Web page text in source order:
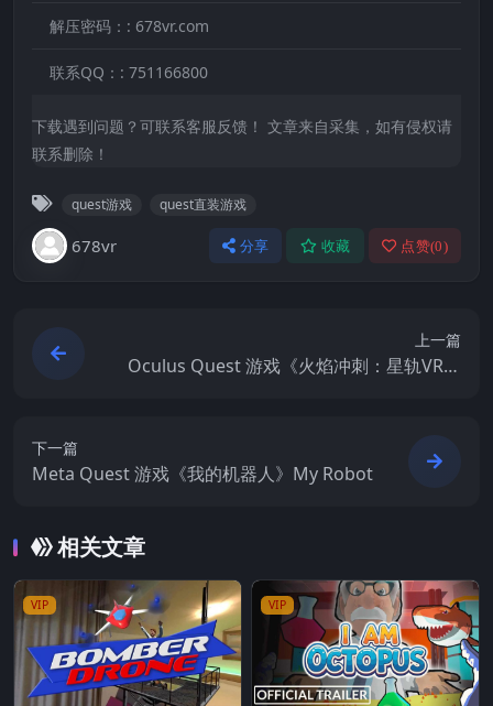
解压密码：: 678vr.com
联系QQ：: 751166800
下载遇到问题？可联系客服反馈！ 文章来自采集，如有侵权请
联系删除！
quest游戏 quest直装游戏
678vr 分享 收藏 点赞(0)
上一篇
Oculus Quest 游戏《火焰冲刺：星轨VR》
下一篇
Meta Quest 游戏《我的机器人》My Robot
相关文章
VIP VIP